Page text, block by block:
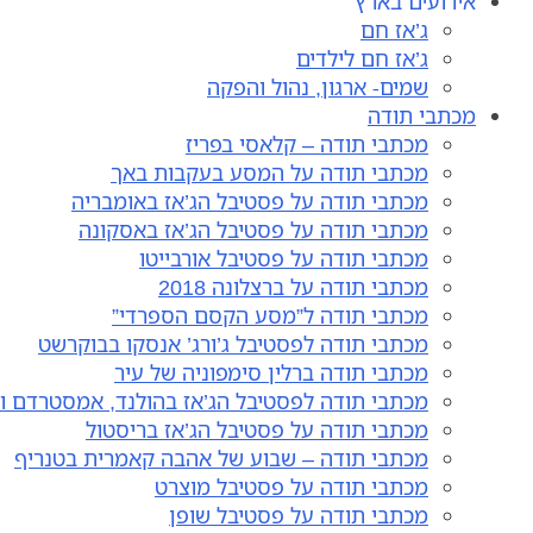
ג’אז חם
ג’אז חם לילדים
שמים- ארגון, נהול והפקה
מכתבי תודה
מכתבי תודה – קלאסי בפריז
מכתבי תודה על המסע בעקבות באך
מכתבי תודה על פסטיבל הג’אז באומבריה
מכתבי תודה על פסטיבל הג’אז באסקונה
מכתבי תודה על פסטיבל אורבייטו
מכתבי תודה על ברצלונה 2018
מכתבי תודה ל”מסע הקסם הספרדי”
מכתבי תודה לפסטיבל ג’ורג’ אנסקו בבוקרשט
מכתבי תודה ברלין סימפוניה של עיר
מכתבי תודה לפסטיבל הג’אז בהולנד, אמסטרדם
מכתבי תודה על פסטיבל הג’אז בריסטול
מכתבי תודה – שבוע של אהבה קאמרית בטנריף
מכתבי תודה על פסטיבל מוצרט
מכתבי תודה על פסטיבל שופן